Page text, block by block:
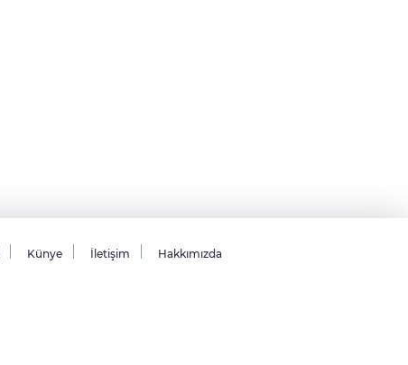
Künye İletişim Hakkımızda